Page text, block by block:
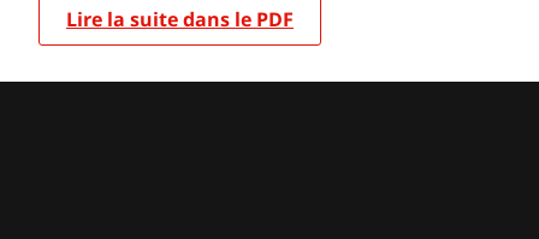
Lire la suite dans le PDF